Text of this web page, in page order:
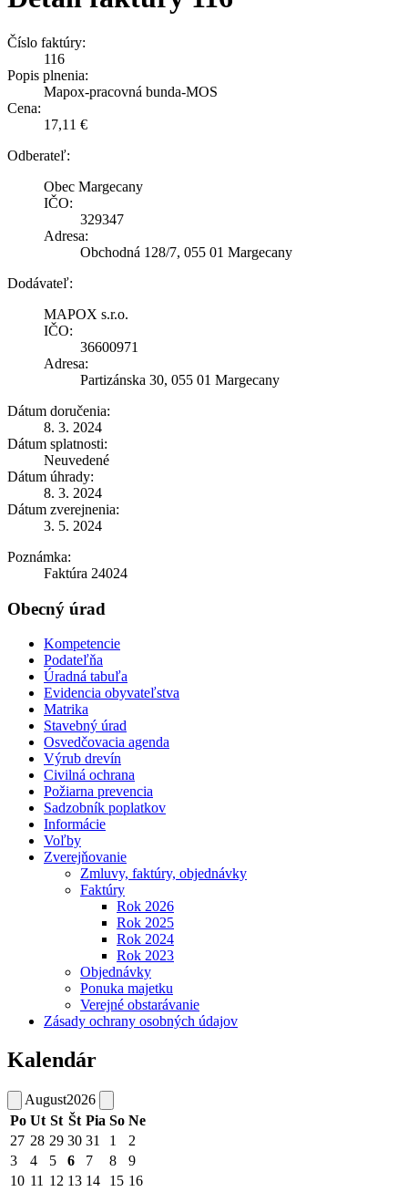
Číslo faktúry:
116
Popis plnenia:
Mapox-pracovná bunda-MOS
Cena:
17,11 €
Odberateľ:
Obec Margecany
IČO:
329347
Adresa:
Obchodná 128/7, 055 01 Margecany
Dodávateľ:
MAPOX s.r.o.
IČO:
36600971
Adresa:
Partizánska 30, 055 01 Margecany
Dátum doručenia:
8. 3. 2024
Dátum splatnosti:
Neuvedené
Dátum úhrady:
8. 3. 2024
Dátum zverejnenia:
3. 5. 2024
Poznámka:
Faktúra 24024
Obecný úrad
Kompetencie
Podateľňa
Úradná tabuľa
Evidencia obyvateľstva
Matrika
Stavebný úrad
Osvedčovacia agenda
Výrub drevín
Civilná ochrana
Požiarna prevencia
Sadzobník poplatkov
Informácie
Voľby
Zverejňovanie
Zmluvy, faktúry, objednávky
Faktúry
Rok 2026
Rok 2025
Rok 2024
Rok 2023
Objednávky
Ponuka majetku
Verejné obstarávanie
Zásady ochrany osobných údajov
Kalendár
August2026
Po Ut St Št Pia So Ne
27 28 29 30 31 1
2
3
4 5 6 7 8
9
10 11 12 13 14 15 16